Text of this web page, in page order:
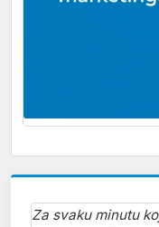
Za svaku minutu